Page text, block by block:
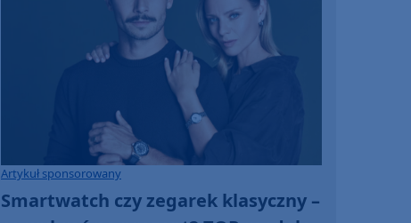
Artykuł sponsorowany
Smartwatch czy zegarek klasyczny –